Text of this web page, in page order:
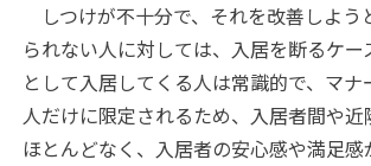
しつけが不十分で、それを改善しよう
られない人に対しては、入居を断るケ
として入居してくる人は常識的で、マナ
人だけに限定されるため、入居者間や
ほとんどなく、入居者の安心感や満足感